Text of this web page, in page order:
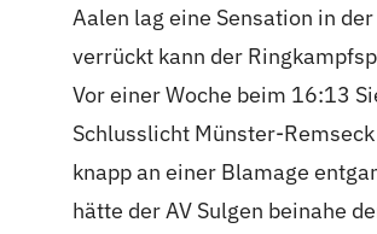
Aalen lag eine Sensation in der
verrückt kann der
Vor einer Woche beim 16:13
Schlusslicht Münster-
knapp an einer Blamage
hätte der AV Sulgen beinahe